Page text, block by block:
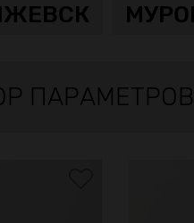
ПАРАМЕТРОВ